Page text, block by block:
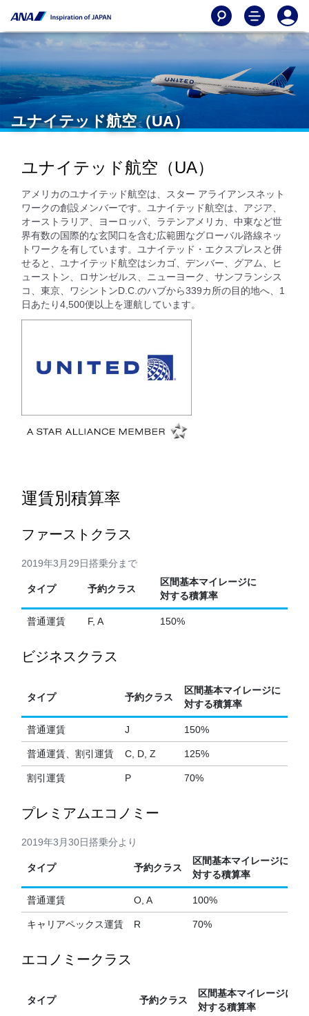
ユナイテッド航空（UA）
ユナイテッド航空（UA）
アメリカのユナイテッド航空は、スター アライアンスネット
ワークの創設メンバーです。ユナイテッド航空は、アジア、
オーストラリア、ヨーロッパ、ラテンアメリカ、中東など世
界有数の国際的な玄関口を含む広範囲なグローバル路線ネッ
トワークを有しています。ユナイテッド・エクスプレスと併
せると、ユナイテッド航空はシカゴ、デンバー、グアム、ヒ
ューストン、ロサンゼルス、ニューヨーク、サンフランシス
コ、東京、ワシントンD.C.のハブから339カ所の目的地へ、1
日あたり4,500便以上を運航しています。
運賃別積算率
ファーストクラス
2019年3月29日搭乗分まで
タイプ 予約クラス
区間基本マイレージに
対する積算率
普通運賃 F, A 150%
ビジネスクラス
タイプ 予約クラス
区間基本マイレージに
対する積算率
普通運賃 J 150%
普通運賃、割引運賃 C, D, Z 125%
割引運賃 P 70%
プレミアムエコノミー
2019年3月30日搭乗分より
タイプ 予約クラス
区間基本マイレージに
対する積算率
普通運賃 O, A 100%
キャリアペックス運賃 R 70%
エコノミークラス
タイプ 予約クラス
区間基本マイレージに
対する積算率